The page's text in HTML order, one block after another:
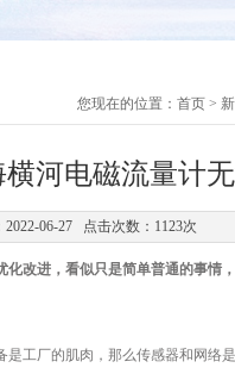
您现在的位置： 首页 >
河电磁流量计
2022-06-27 点击次数：1123次
改进，看似只是简单普通的事情
厂的肌肉，那么传感器和网络